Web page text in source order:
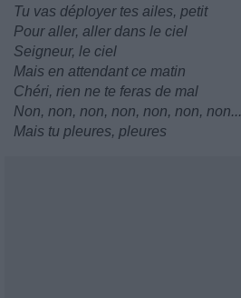
Tu vas déployer tes ailes, petit
Pour aller, aller dans le ciel
Seigneur, le ciel
Mais en attendant ce matin
Chéri, rien ne te feras de mal
Non, non, non, non, non, non, non...
Mais tu pleures, pleures